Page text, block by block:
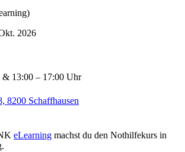
2026
& 13:00 – 17:00 Uhr
8200 Schaffhausen
eLearning machst du den Nothilfekurs in